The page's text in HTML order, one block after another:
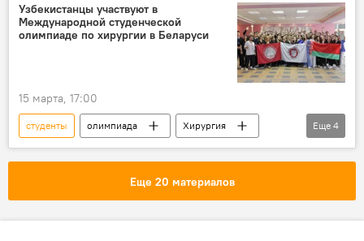
Узбекистанцы участвуют в
Международной студенческой
олимпиаде по хирургии в Беларуси
15 марта, 17:00
студенты олимпиада
Хирургия
Узбекистан
Беларусь
Россия
Еще 4
Еще 20 материалов